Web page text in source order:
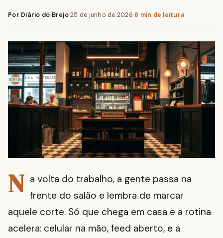
Por Diário do Brejo·25 de junho de 2026·8 min de leitura
N a volta do trabalho, a gente passa na
frente do salão e lembra de marcar
aquele corte. Só que chega em casa e a rotina
acelera: celular na mão, feed aberto, e a